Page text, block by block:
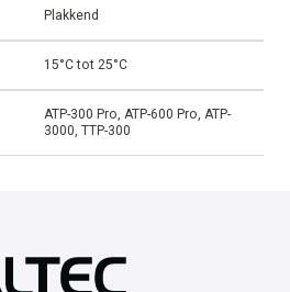
Plakkend
15°C tot 25°C
ATP-300 Pro, ATP-600 Pro, ATP-
3000, TTP-300